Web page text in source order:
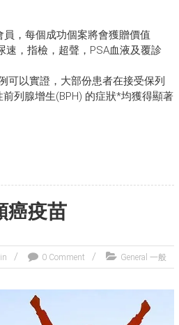
，每個成功個案將會獲贈價值
速，指檢，超聲，PSA血液及覆診
可以實證，大部份患者在接受保列
列腺增生(BPH) 的症狀*均獲得顯著
癌疫苗
0 Comment General 一般